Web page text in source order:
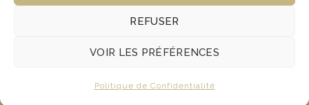
REFUSER
VOIR LES PRÉFÉRENCES
Politique de Confidentialité
© 2026 - La Cigogne de Lily